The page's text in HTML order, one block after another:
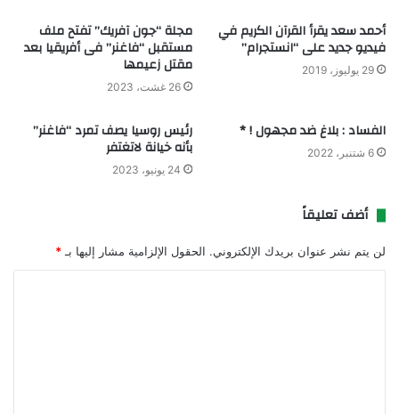
أحمد سعد يقرأ القرآن الكريم في
فيديو جديد على “انستجرام”
29 يوليوز، 2019
مجلة “جون آفريك” تفتح ملف
مستقبل “فاغنر” فى أفريقيا بعد
مقتل زعيمها
26 غشت، 2023
الفساد : بلاغ ضد مجهول ! *
6 شتنبر، 2022
رئيس روسيا يصف تمرد “فاغنر”
بأنه خيانة لاتغتفر
24 يونيو، 2023
أضف تعليقاً
لن يتم نشر عنوان بريدك الإلكتروني. الحقول الإلزامية مشار إليها بـ *